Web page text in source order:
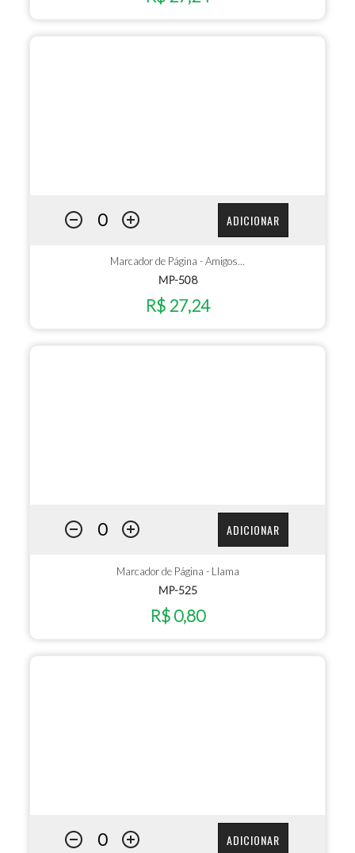
ADICIONAR
Marcador de Página - Amigos...
MP-508
R$ 27,24
ADICIONAR
Marcador de Página - Llama
MP-525
R$ 0,80
ADICIONAR